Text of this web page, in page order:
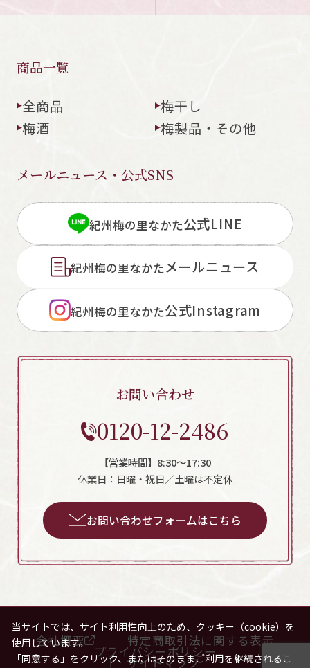
商品一覧
全商品
梅干し
梅酒
梅製品・その他
メールニュース・公式SNS
紀州梅の里なかた公式LINE
紀州梅の里なかたメールニュース
紀州梅の里なかた公式Instagram
お問い合わせ
0120-12-2486
【営業時間】8:30～17:30
休業日：日曜・祝日／土曜は不定休
お問い合わせフォームはこちら
会社概要 特定商取引法に関する表示
プライバシーポリシー
サイトマップ
当サイトでは、サイト利用性向上のため、クッキー（cookie）を
使用しています。
「同意する」をクリック、またはそのままご利用を継続されるこ